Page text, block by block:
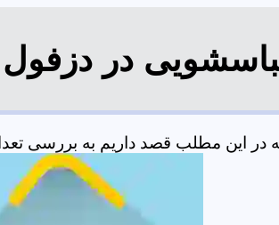
در دزفول
این مطلب قصد داریم به بررسی